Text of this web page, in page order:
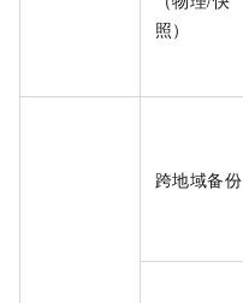
照）
跨地域备份